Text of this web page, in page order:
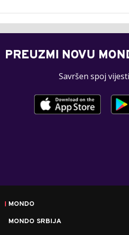
PREUZMI NOVU
Savršen spoj
MONDO
MONDO SRBIJA